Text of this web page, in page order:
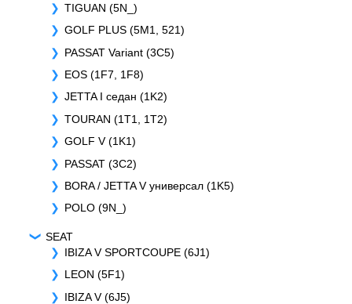
TIGUAN (5N_)
GOLF PLUS (5M1, 521)
PASSAT Variant (3C5)
EOS (1F7, 1F8)
JETTA I седан (1K2)
TOURAN (1T1, 1T2)
GOLF V (1K1)
PASSAT (3C2)
BORA / JETTA V универсал (1K5)
POLO (9N_)
SEAT
IBIZA V SPORTCOUPE (6J1)
LEON (5F1)
IBIZA V (6J5)